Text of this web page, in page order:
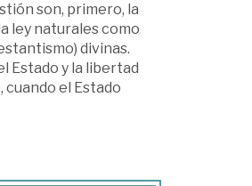
son, primero, la
ley naturales como
divinas.
Estado y la libertad
el Estado